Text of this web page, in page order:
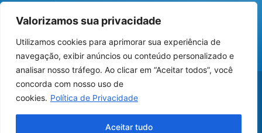
Utilizamos cookies para oferecer melhor
experiência, melhorar o desempenho, analisar
como você interage em nosso site e
personalizar conteúdo.
Valorizamos sua privacidade
Utilizamos cookies para aprimorar sua experiência de
navegação, exibir anúncios ou conteúdo personalizado e
analisar nosso tráfego. Ao clicar em “Aceitar todos”, você
concorda com nosso uso de
cookies. Política de Privacidade
Aceitar tudo
@2026 Associação Carismática Católica São Pio X
Desenvolvido pelaROX